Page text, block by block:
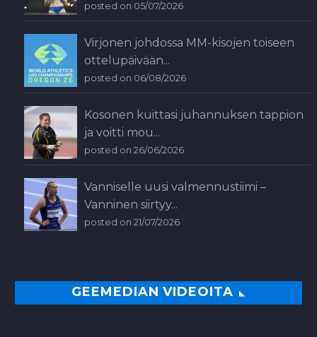
posted on 05/07/2026
Virjonen johdossa MM-kisojen toiseen
ottelupäivään...
posted on 06/08/2026
Kosonen kuittasi juhannuksen tappion
ja voitti mou...
posted on 26/06/2026
Vanniselle uusi valmennustiimi –
Vanninen siirtyy...
posted on 21/07/2026
GEEMEDIAN VIDEOITA